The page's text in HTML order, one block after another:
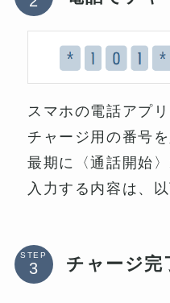
スマホの電話アプ
チャージ用の番号を
最期に〈通話開始
入力する内容は、
STEP チャージ完